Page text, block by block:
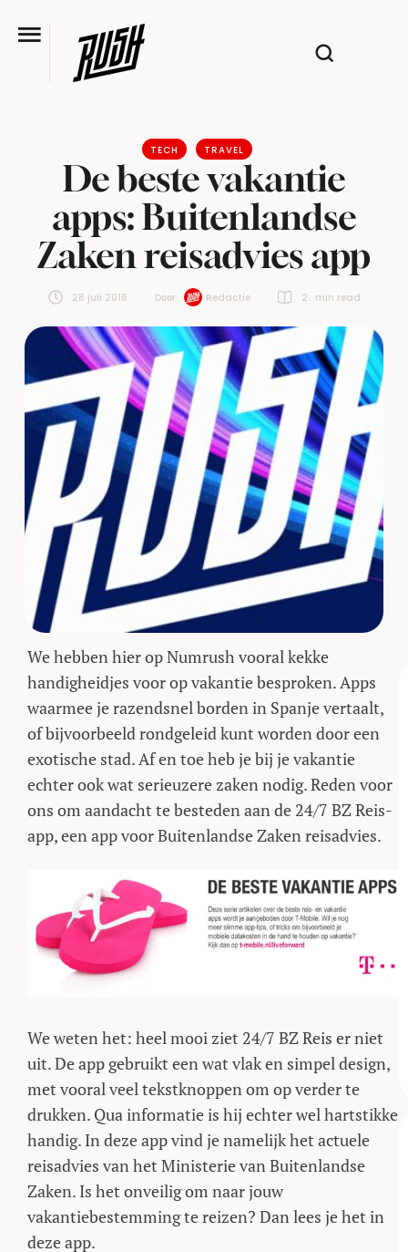
TECH TRAVEL
De beste vakantie
apps: Buitenlandse
Zaken reisadvies app
28 juli 2016 Door: Redactie 2 min read
We hebben hier op Numrush vooral kekke
handigheidjes voor op vakantie besproken. Apps
waarmee je razendsnel borden in Spanje vertaalt,
of bijvoorbeeld rondgeleid kunt worden door een
exotische stad. Af en toe heb je bij je vakantie
echter ook wat serieuzere zaken nodig. Reden voor
ons om aandacht te besteden aan de 24/7 BZ Reis-
app, een app voor Buitenlandse Zaken reisadvies.
We weten het: heel mooi ziet 24/7 BZ Reis er niet
uit. De app gebruikt een wat vlak en simpel design,
met vooral veel tekstknoppen om op verder te
drukken. Qua informatie is hij echter wel hartstikke
handig. In deze app vind je namelijk het actuele
reisadvies van het Ministerie van Buitenlandse
Zaken. Is het onveilig om naar jouw
vakantiebestemming te reizen? Dan lees je het in
deze app.